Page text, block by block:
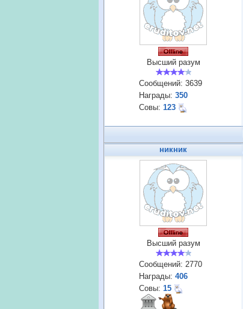
Высший разум
Сообщений: 3639
Награды: 350
Совы: 123
никник
Высший разум
Сообщений: 2770
Награды: 406
Совы: 15